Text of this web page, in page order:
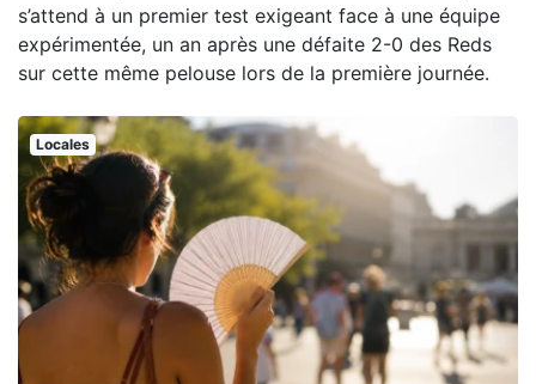
s’attend à un premier test exigeant face à une équipe
expérimentée, un an après une défaite 2-0 des Reds
sur cette même pelouse lors de la première journée.
Locales